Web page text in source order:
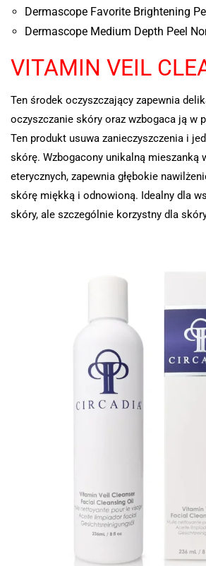
Dermascope Favorite Brightening
Dermascope Medium Depth Peel
VITAMIN VEIL
Ten środek oczyszczający zapewnia
oczyszczanie skóry oraz wzbogaca ją w
Ten produkt usuwa zanieczyszczenia i
skórę. Wzbogacony unikalną mieszanką
eterycznych, zapewnia głębokie
skórę miękką i odnowioną. Idealny dla
skóry, ale szczególnie korzystny dla